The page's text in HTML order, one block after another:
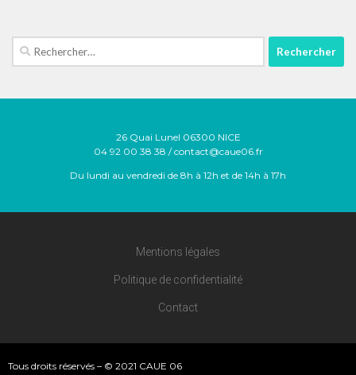
Rechercher :
26 Quai Lunel 06300 NICE
04 92 00 38 38 / contact@caue06.fr
Du lundi au vendredi de 8h à 12h et de 14h à 17h
Mentions légales
Politique de confidentialité
Contact
Tous droits réservés – © 2021 CAUE 06